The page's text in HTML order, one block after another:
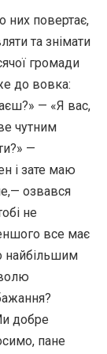
них повертає,
та знімати
громади
до вовка:
— «Я вас,
чутним
—
і зате маю
озвався
не
все має
найбільшим
добре
пане